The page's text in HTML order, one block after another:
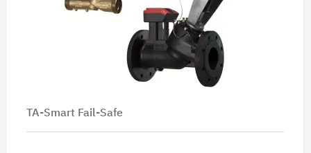
TA-Smart Fail-Safe